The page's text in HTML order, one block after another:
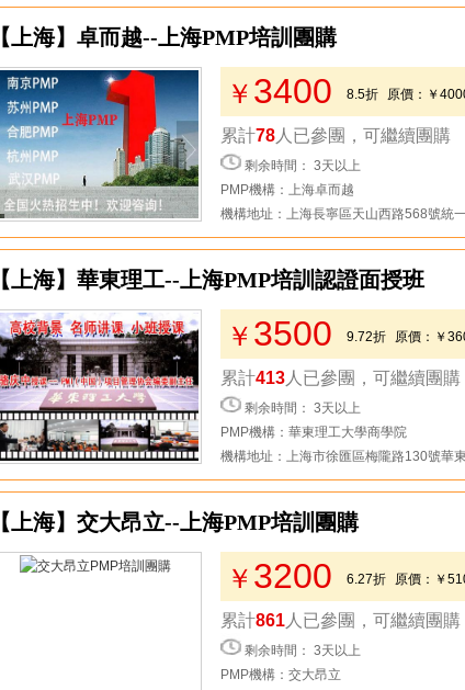
【上海】卓而越--上海PMP培訓團購
￥ 3400 8.5折 原價： ￥
累計78 人已參團，可繼續團購
剩余時間： 3天以上
PMP機構：上海卓而越
機構地址：上海長寧區天山西路568號統
【上海】華東理工--上海PMP培訓認證面授班
￥ 3500 9.72折 原價： ￥
累計413 人已參團，可繼續團購
剩余時間： 3天以上
PMP機構：華東理工大學商學院
機構地址：上海市徐匯區梅隴路130號華
【上海】交大昂立--上海PMP培訓團購
￥ 3200 6.27折 原價： ￥
累計861 人已參團，可繼續團購
剩余時間： 3天以上
PMP機構：交大昂立